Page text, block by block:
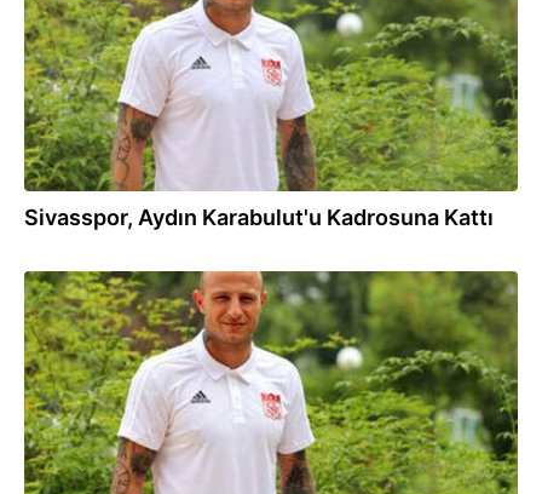
Sivasspor, Aydın Karabulut'u Kadrosuna Kattı
25.07.2018